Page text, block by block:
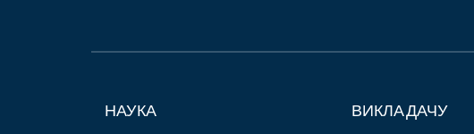
НАУКА ВИКЛАДАЧУ